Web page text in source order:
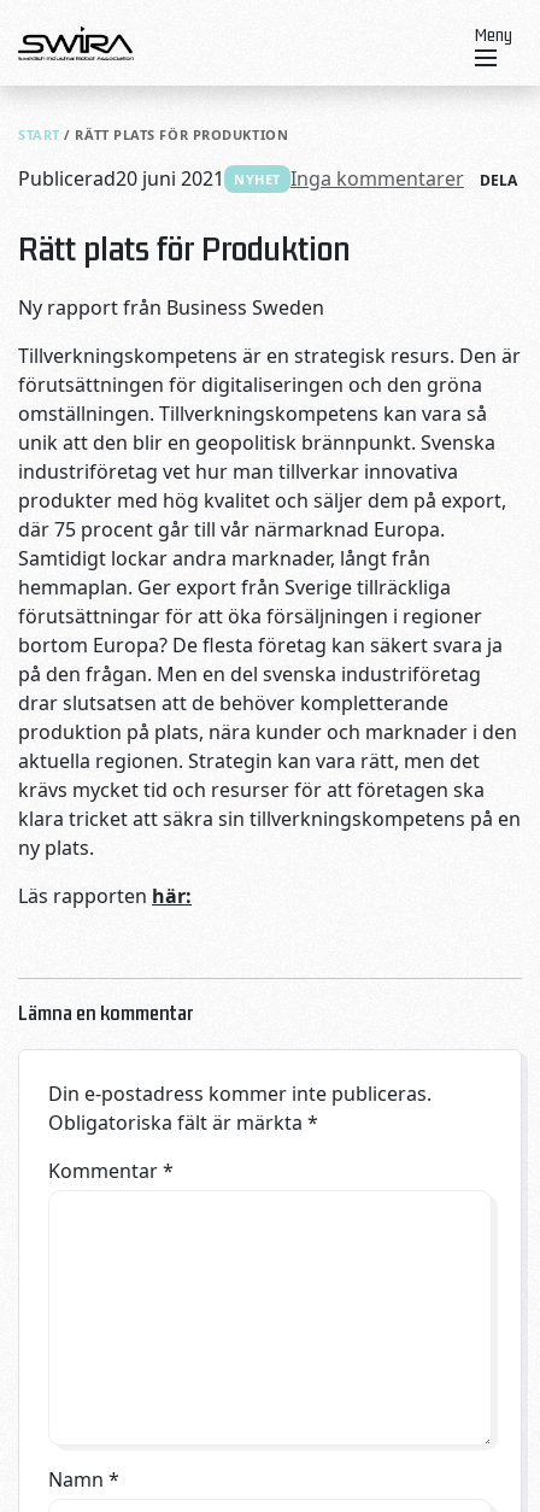
Meny
START / RÄTT PLATS FÖR PRODUKTION
Publicerad20 juni 2021 NYHET Inga kommentarer DELA
Rätt plats för Produktion
Ny rapport från Business Sweden
Tillverkningskompetens är en strategisk resurs. Den är
förutsättningen för digitaliseringen och den gröna
omställningen. Tillverkningskompetens kan vara så
unik att den blir en geopolitisk brännpunkt. Svenska
industriföretag vet hur man tillverkar innovativa
produkter med hög kvalitet och säljer dem på export,
där 75 procent går till vår närmarknad Europa.
Samtidigt lockar andra marknader, långt från
hemmaplan. Ger export från Sverige tillräckliga
förutsättningar för att öka försäljningen i regioner
bortom Europa? De flesta företag kan säkert svara ja
på den frågan. Men en del svenska industriföretag
drar slutsatsen att de behöver kompletterande
produktion på plats, nära kunder och marknader i den
aktuella regionen. Strategin kan vara rätt, men det
krävs mycket tid och resurser för att företagen ska
klara tricket att säkra sin tillverkningskompetens på en
ny plats.
Läs rapporten här:
Lämna en kommentar
Din e-postadress kommer inte publiceras.
Obligatoriska fält är märkta *
Kommentar*
Namn *